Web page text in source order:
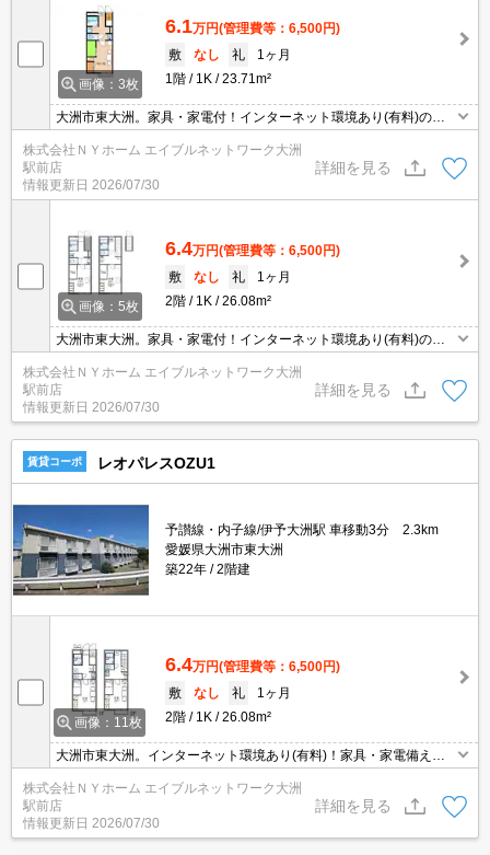
画像：3枚
6.1万円(管理費等：6,500円)
敷
なし 礼
1ヶ月
1階
1K 23.71m²
大洲市東大洲。家具・家電付！インターネット環境あり(有料)の単
身向け物件♪お気軽にお問合せ下さい！！
株式会社ＮＹホーム エイブルネットワーク大洲
駅前店
情報更新日 2026/07/30
詳細を見る
画像：5枚
6.4万円(管理費等：6,500円)
敷
なし 礼
1ヶ月
2階
1K 26.08m²
大洲市東大洲。家具・家電付！インターネット環境あり(有料)の単
身向け物件♪マンスリー利用可。お部屋探しはエイブル大洲駅前店に
お任せください。あなたの新生活を応援します！！
株式会社ＮＹホーム エイブルネットワーク大洲
駅前店
情報更新日 2026/07/30
詳細を見る
賃貸コーポ レオパレスOZU1
予讃線・内子線/伊予大洲駅 車移動3分 2.3km
愛媛県大洲市東大洲
築22年
2階建
画像：11枚
6.4万円(管理費等：6,500円)
敷
なし 礼
1ヶ月
2階
1K 26.08m²
大洲市東大洲。インターネット環境あり(有料)！家具・家電備え付
けの単身者向け物件♪お気軽にお問合せ下さい！！
株式会社ＮＹホーム エイブルネットワーク大洲
駅前店
情報更新日 2026/07/30
詳細を見る